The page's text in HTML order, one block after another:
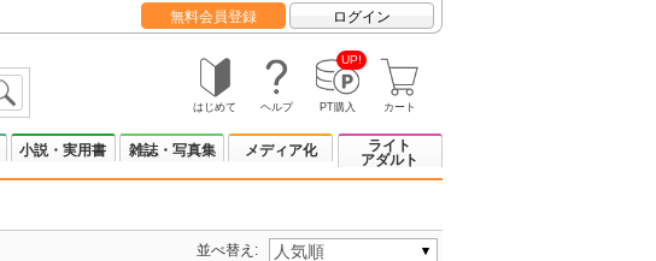
無料会員登録 ログイン
はじめて ヘルプ
UP!
PT購入 カート
小説・実用書 雑誌・写真集 メディア化
ライト
アダルト
並べ替え: